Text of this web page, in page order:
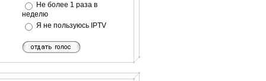
Не более 1 раза в
неделю
Я не пользуюсь IPTV